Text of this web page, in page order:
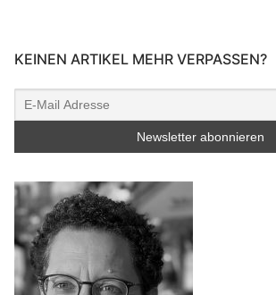
KEINEN ARTIKEL MEHR VERPASSEN?